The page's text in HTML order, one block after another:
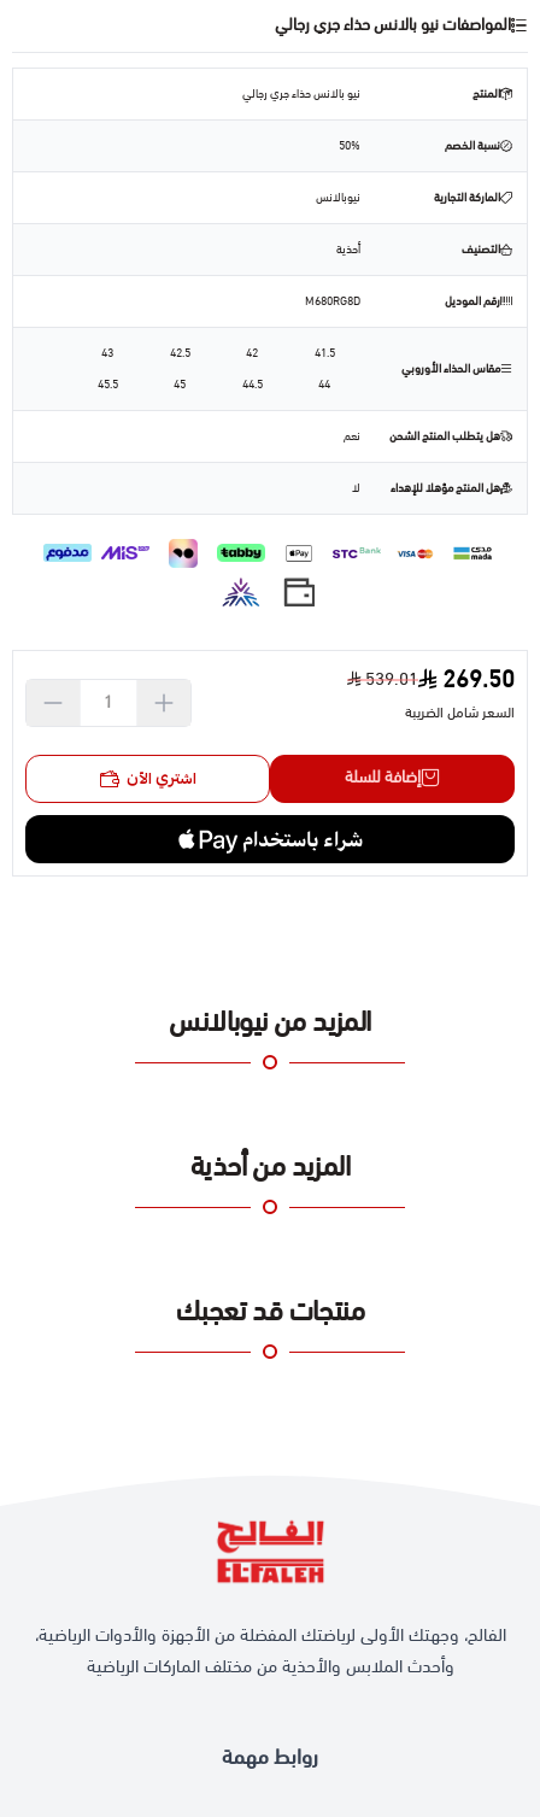
المواصفات نيو بالانس حذاء جري رجالي
المنتج نيو بالانس حذاء جري رجالي
نسبة الخصم 50%
الماركة التجارية نيوبالانس
التصنيف أحذية
رقم الموديل M680RG8D
مقاس الحذاء الأوروبي
41.5
42
42.5
43
44
44.5
45
45.5
هل يتطلب المنتج الشحن نعم
هل المنتج مؤهلا للإهداء لا
269.50
539.01
السعر شامل الضريبة
إضافة للسلة اشتري الآن
المزيد من نيوبالانس
المزيد من أحذية
منتجات قد تعجبك
روابط مهمة
الفالح، وجهتك الأولى لرياضتك المفضلة من الأجهزة والأدوات الرياضية،
وأحدث الملابس والأحذية من مختلف الماركات الرياضية